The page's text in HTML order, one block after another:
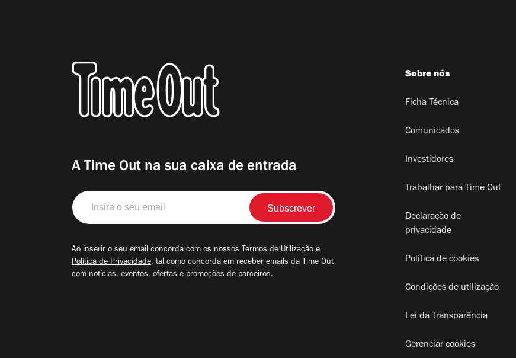
A Time Out na sua caixa de entrada
Insira
o
seu
Ao inserir o seu email concorda com os nossos Termos de Utilização e
Política de Privacidade, tal como concorda em receber emails da Time Out
com notícias, eventos, ofertas e promoções de parceiros.
Sobre nós
Ficha Técnica
Comunicados
Investidores
Trabalhar para Time Out
Declaração de
privacidade
Política de cookies
Condições de utilização
Lei da Transparência
Gerenciar cookies